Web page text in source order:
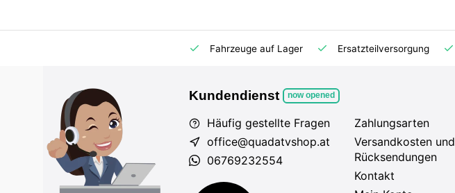
Fahrzeuge auf Lager Ersatzteilversorgung
Kundendienst now opened
Häufig gestellte Fragen
office@quadatvshop.at
06769232554
Zahlungsarten
Versandkosten und
Rücksendungen
Kontakt